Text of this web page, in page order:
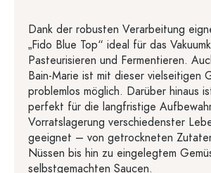
Dank der robusten Verarbeitung
„Fido Blue Top“ ideal für das
Pasteurisieren und Fermentieren.
Bain-Marie ist mit dieser vielseitigen
problemlos möglich. Darüber hinaus
perfekt für die langfristige
Vorratslagerung verschiedenster
geeignet – von getrockneten
Nüssen bis hin zu eingelegtem
selbstgemachten Saucen.